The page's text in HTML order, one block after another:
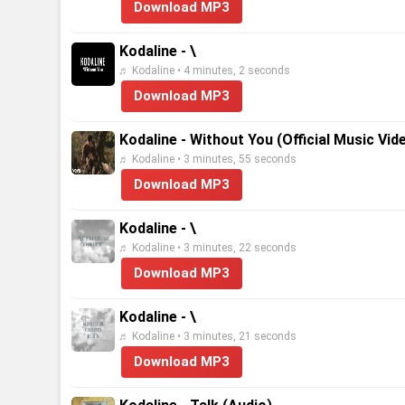
Download MP3
Kodaline - \
♬ Kodaline • 4 minutes, 2 seconds
Download MP3
Kodaline - Without You (Official Music
♬ Kodaline • 3 minutes, 55 seconds
Download MP3
Kodaline - \
♬ Kodaline • 3 minutes, 22 seconds
Download MP3
Kodaline - \
♬ Kodaline • 3 minutes, 21 seconds
Download MP3